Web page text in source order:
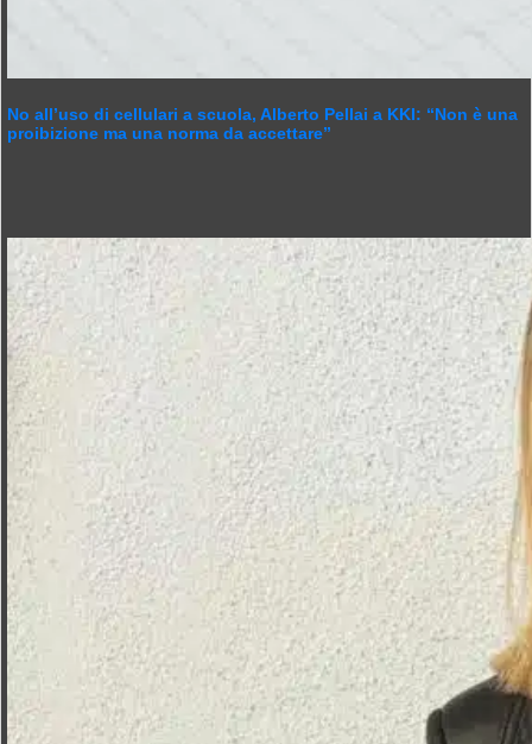
No all’uso di cellulari a scuola, Alberto Pellai a KKI: “Non è una
proibizione ma una norma da accettare”